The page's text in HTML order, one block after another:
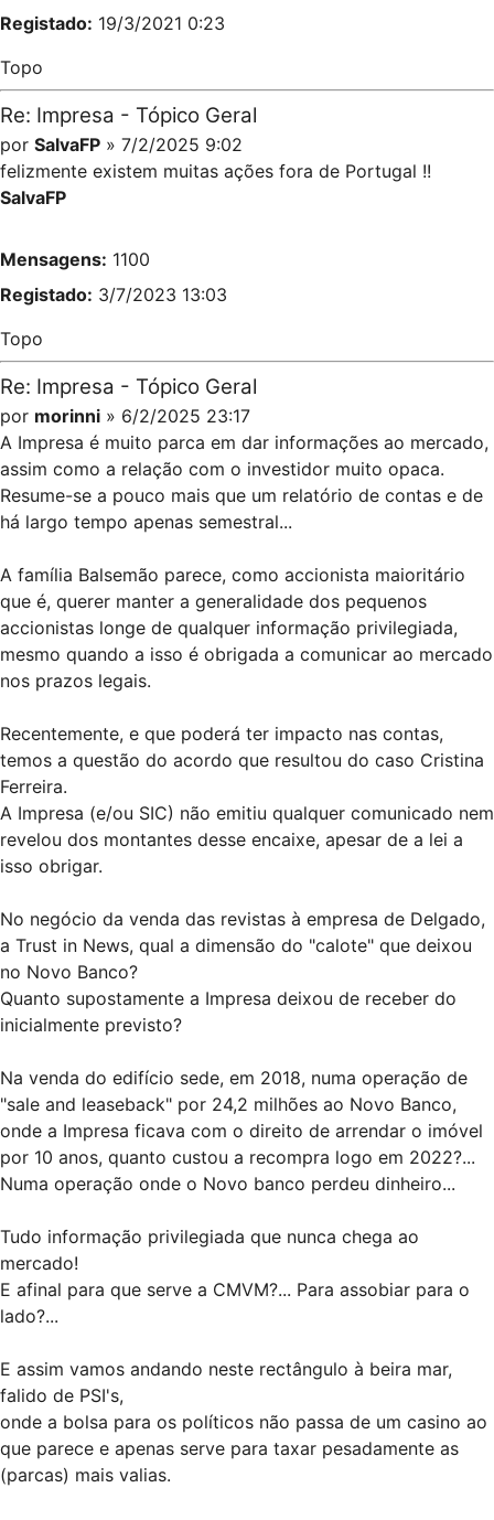
Registado: 19/3/2021 0:23
Topo
Re: Impresa - Tópico Geral
por SalvaFP » 7/2/2025 9:02
felizmente existem muitas ações fora de Portugal !!
SalvaFP
Mensagens: 1100
Registado: 3/7/2023 13:03
Topo
Re: Impresa - Tópico Geral
por morinni » 6/2/2025 23:17
A Impresa é muito parca em dar informações ao mercado,
assim como a relação com o investidor muito opaca.
Resume-se a pouco mais que um relatório de contas e de
há largo tempo apenas semestral...
A família Balsemão parece, como accionista maioritário
que é, querer manter a generalidade dos pequenos
accionistas longe de qualquer informação privilegiada,
mesmo quando a isso é obrigada a comunicar ao mercado
nos prazos legais.
Recentemente, e que poderá ter impacto nas contas,
temos a questão do acordo que resultou do caso Cristina
Ferreira.
A Impresa (e/ou SIC) não emitiu qualquer comunicado nem
revelou dos montantes desse encaixe, apesar de a lei a
isso obrigar.
No negócio da venda das revistas à empresa de Delgado,
a Trust in News, qual a dimensão do "calote" que deixou
no Novo Banco?
Quanto supostamente a Impresa deixou de receber do
inicialmente previsto?
Na venda do edifício sede, em 2018, numa operação de
"sale and leaseback" por 24,2 milhões ao Novo Banco,
onde a Impresa ficava com o direito de arrendar o imóvel
por 10 anos, quanto custou a recompra logo em 2022?...
Numa operação onde o Novo banco perdeu dinheiro...
Tudo informação privilegiada que nunca chega ao
mercado!
E afinal para que serve a CMVM?... Para assobiar para o
lado?...
E assim vamos andando neste rectângulo à beira mar,
falido de PSI's,
onde a bolsa para os políticos não passa de um casino ao
que parece e apenas serve para taxar pesadamente as
(parcas) mais valias.